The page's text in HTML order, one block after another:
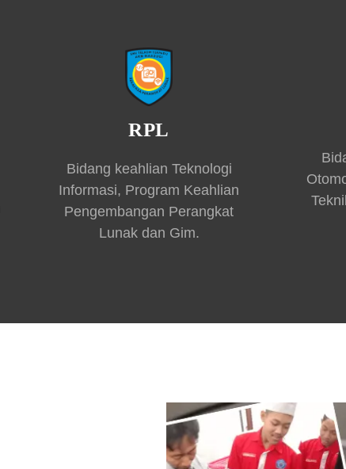
RPL
Bidang keahlian Teknologi
Informasi, Program Keahlian
Pengembangan Perangkat
Lunak dan Gim.